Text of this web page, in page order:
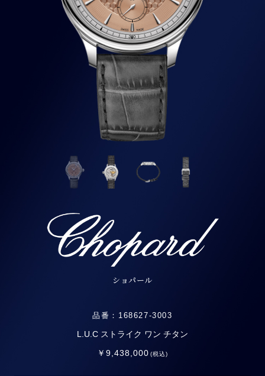
ショパール
品番：168627-3003
L.U.C ストライク ワン チタン
￥9,438,000(税込)